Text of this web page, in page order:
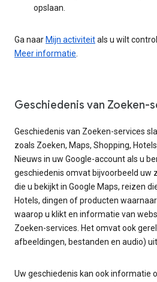
opslaan.
Ga naar Mijn activiteitals u wilt
Meer informatie.
Geschiedenis van Zoeken-
Geschiedenis van Zoeken-services
zoals Zoeken, Maps, Shopping,
Nieuws in uw Google-account als u
geschiedenis omvat bijvoorbeeld uw
die u bekijkt in Google Maps, reizen
Hotels, dingen of producten
waarop u klikt en informatie van
Zoeken-services. Het omvat ook
afbeeldingen, bestanden en audio)
Uw geschiedenis kan ook informatie